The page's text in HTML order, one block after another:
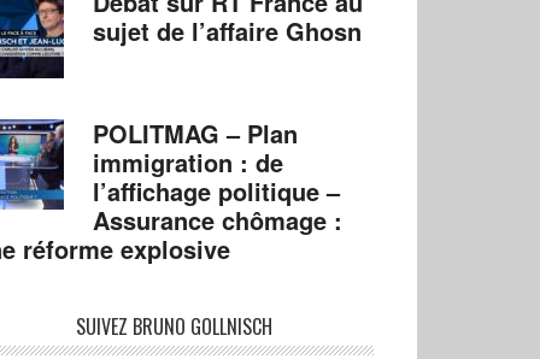
sujet de l’affaire Ghosn
POLITMAG – Plan
immigration : de
l’affichage politique –
Assurance chômage :
réforme explosive
SUIVEZ BRUNO GOLLNISCH